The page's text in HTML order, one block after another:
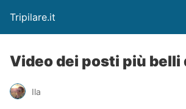
Tripilare.it
Video dei posti più belli
Ila